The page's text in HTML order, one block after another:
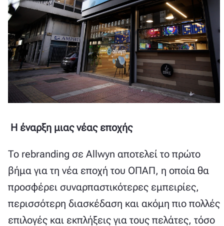
Η έναρξη μιας νέας εποχής
Το rebranding σε Allwyn αποτελεί το πρώτο
βήμα για τη νέα εποχή του ΟΠΑΠ, η οποία θα
προσφέρει συναρπαστικότερες εμπειρίες,
περισσότερη διασκέδαση και ακόμη πιο πολλές
επιλογές και εκπλήξεις για τους πελάτες, τόσο